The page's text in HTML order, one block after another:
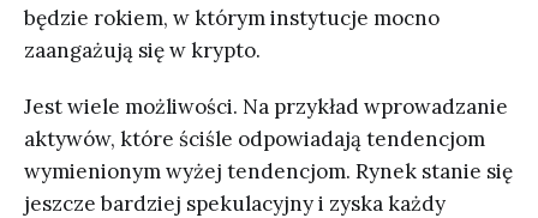
będzie rokiem, w którym instytucje mocno
zaangażują się w krypto.
Jest wiele możliwości. Na przykład wprowadzanie
aktywów, które ściśle odpowiadają tendencjom
wymienionym wyżej tendencjom. Rynek stanie się
jeszcze bardziej spekulacyjny i zyska każdy